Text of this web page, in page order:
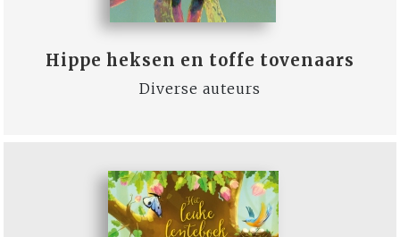
Hippe heksen en toffe tovenaars
Diverse auteurs